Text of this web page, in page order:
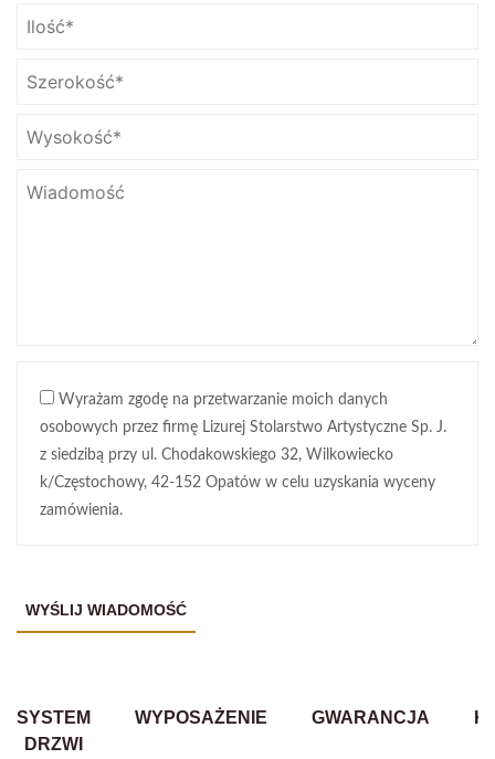
Wyrażam zgodę na przetwarzanie moich danych
osobowych przez firmę Lizurej Stolarstwo Artystyczne Sp. J.
z siedzibą przy ul. Chodakowskiego 32, Wilkowiecko
k/Częstochowy, 42-152 Opatów w celu uzyskania wyceny
zamówienia.
SYSTEM
DRZWI
WYPOSAŻENIE GWARANCJA